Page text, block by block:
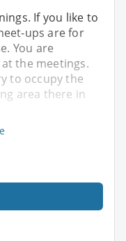
If you like to
ups are for
You are
the meetings.
to occupy the
area there in